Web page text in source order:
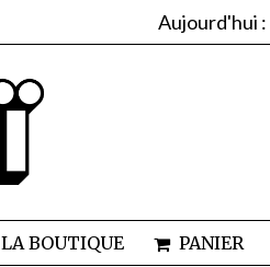
Aujourd'hui :
LA BOUTIQUE PANIER